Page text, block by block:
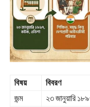
বিষয়
বিবরণ
জন্ম
২৩ জানুয়ারি